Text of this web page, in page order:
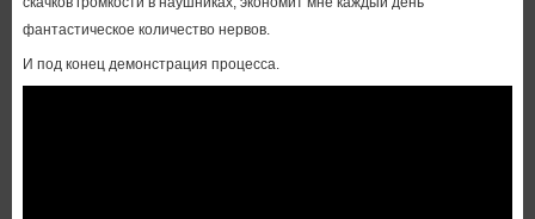
фантастическое количество нервов.
И под конец демонстрация процесса.